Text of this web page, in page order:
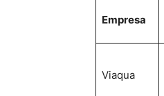
Empresa
Viaqua